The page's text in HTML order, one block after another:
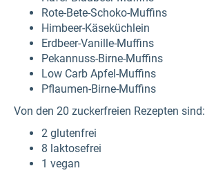
Rote-Bete-Schoko-Muffins
Himbeer-Käseküchlein
Erdbeer-Vanille-Muffins
Pekannuss-Birne-Muffins
Low Carb Apfel-Muffins
Pflaumen-Birne-Muffins
Von den 20 zuckerfreien Rezepten sind:
2 glutenfrei
8 laktosefrei
1 vegan